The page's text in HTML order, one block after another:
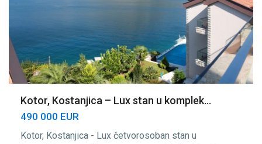
Kotor, Kostanjica – Lux stan u komplek...
490 000 EUR
Kotor, Kostanjica - Lux četvorosoban stan u